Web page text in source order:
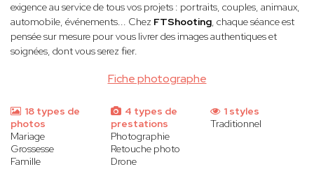
Fiche photographe
exigence au service de tous vos projets : portraits, couples, animaux,
automobile, événements... Chez FTShooting, chaque séance est
pensée sur mesure pour vous livrer des images authentiques et
soignées, dont vous serez fier.
18 types de
photos
Mariage
Grossesse
Famille
4 types de
prestations
Photographie
Retouche photo
Drone
1 styles
Traditionnel